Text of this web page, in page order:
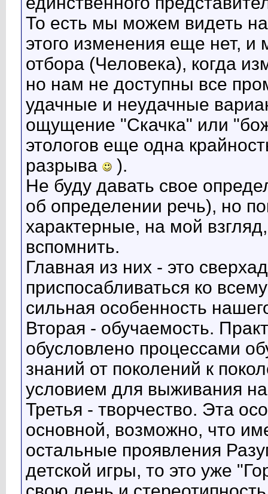
То есть мы можем видеть
этого изменения еще нет, и
отбора (Человека), когда
но нам не доступны все
удачные и неудачные
ощущение "Скачка" или
этологов еще одна
разрыва
).
Не буду давать свое
об определении речь), но
характерные, на мой
вспомнить.
Главная из них - это
приспосабливаться ко
сильная особенность
Вторая - обучаемость.
обусловлено процессами
знаний от поколений к
условием для выживания
Третья - творчество. Эта
основной, возможно, что
остальные проявления
детской игры, то это уже